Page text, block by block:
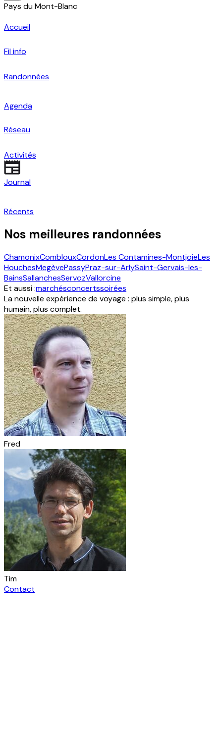
Pays du Mont-Blanc
Accueil
Fil info
Randonnées
Agenda
Réseau
Activités
Journal
Récents
Nos meilleures randonnées
ChamonixComblouxCordonLes Contamines-MontjoieLes
HouchesMegèvePassyPraz-sur-ArlySaint-Gervais-les-
BainsSallanchesServozVallorcine
Et aussi :marchésconcertssoirées
La nouvelle expérience de voyage : plus simple, plus
humain, plus complet.
Fred
Tim
Contact